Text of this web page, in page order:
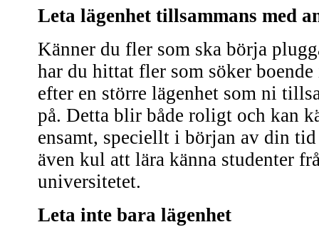
Leta lägenhet tillsammans med
Känner du fler som ska börja
har du hittat fler som söker
efter en större lägenhet som ni
på. Detta blir både roligt och kan
ensamt, speciellt i början av din
även kul att lära känna studenter
universitetet.
Leta inte bara lägenhet